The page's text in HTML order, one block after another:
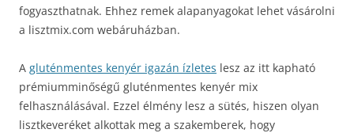
fogyaszthatnak. Ehhez remek alapanyagokat lehet vásárolni
a lisztmix.com webáruházban.
A gluténmentes kenyér igazán ízletes lesz az itt kapható
prémiumminőségű gluténmentes kenyér mix
felhasználásával. Ezzel élmény lesz a sütés, hiszen olyan
lisztkeveréket alkottak meg a szakemberek, hogy